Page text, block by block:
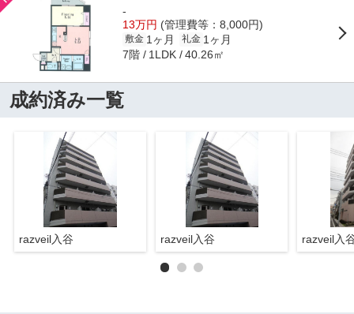
-
13万円 (管理費等：8,000円)
敷金 1ヶ月 礼金 1ヶ月
7階 1LDK 40.26㎡
成約済み一覧
razveil入谷 razveil入谷 razveil入